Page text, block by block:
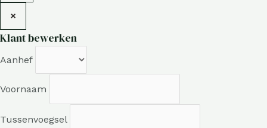
×
Klant bewerken
Aanhef
Voornaam
Tussenvoegsel